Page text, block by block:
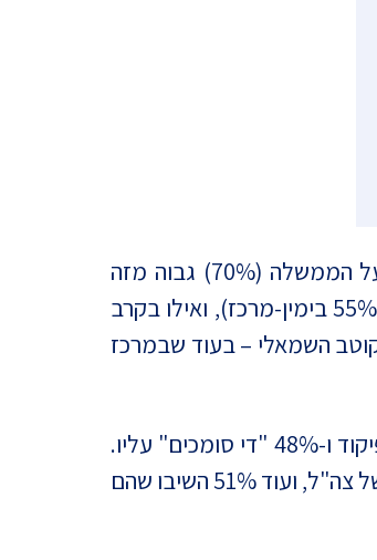
עם זאת, עדיין רוב הישראלים (54%) לא סומכים על הממשלה. בקרב הערבים שיעור המשיבים שאינם סומכים על הממשלה (70%) גבוה מזה
שבקרב היהודים (49%). בחלוקה אידאולוגית עולה כי בקבוצות הימין נרשם רוב הסומך על הממשלה (88% בימין ו-55% בימין-מרכז), ואילו בקרב
השמאלי – בעוד שבמרכז
בתוך כך, רוב גדול של הישראלים (78%) מביעים אמון בפיקוד הבכיר של צה"ל, כאשר 30% "מאוד סומכים" על הפיקוד ו-48% "די סומכים" עליו.
בקרב הציבור היהודי, מדובר בנתוני שיא של השנתיים האחרונות: 31% השיבו שהם "מאד סומכים" על הפיקוד הבכיר של צה"ל, ועוד 51% השיבו שהם